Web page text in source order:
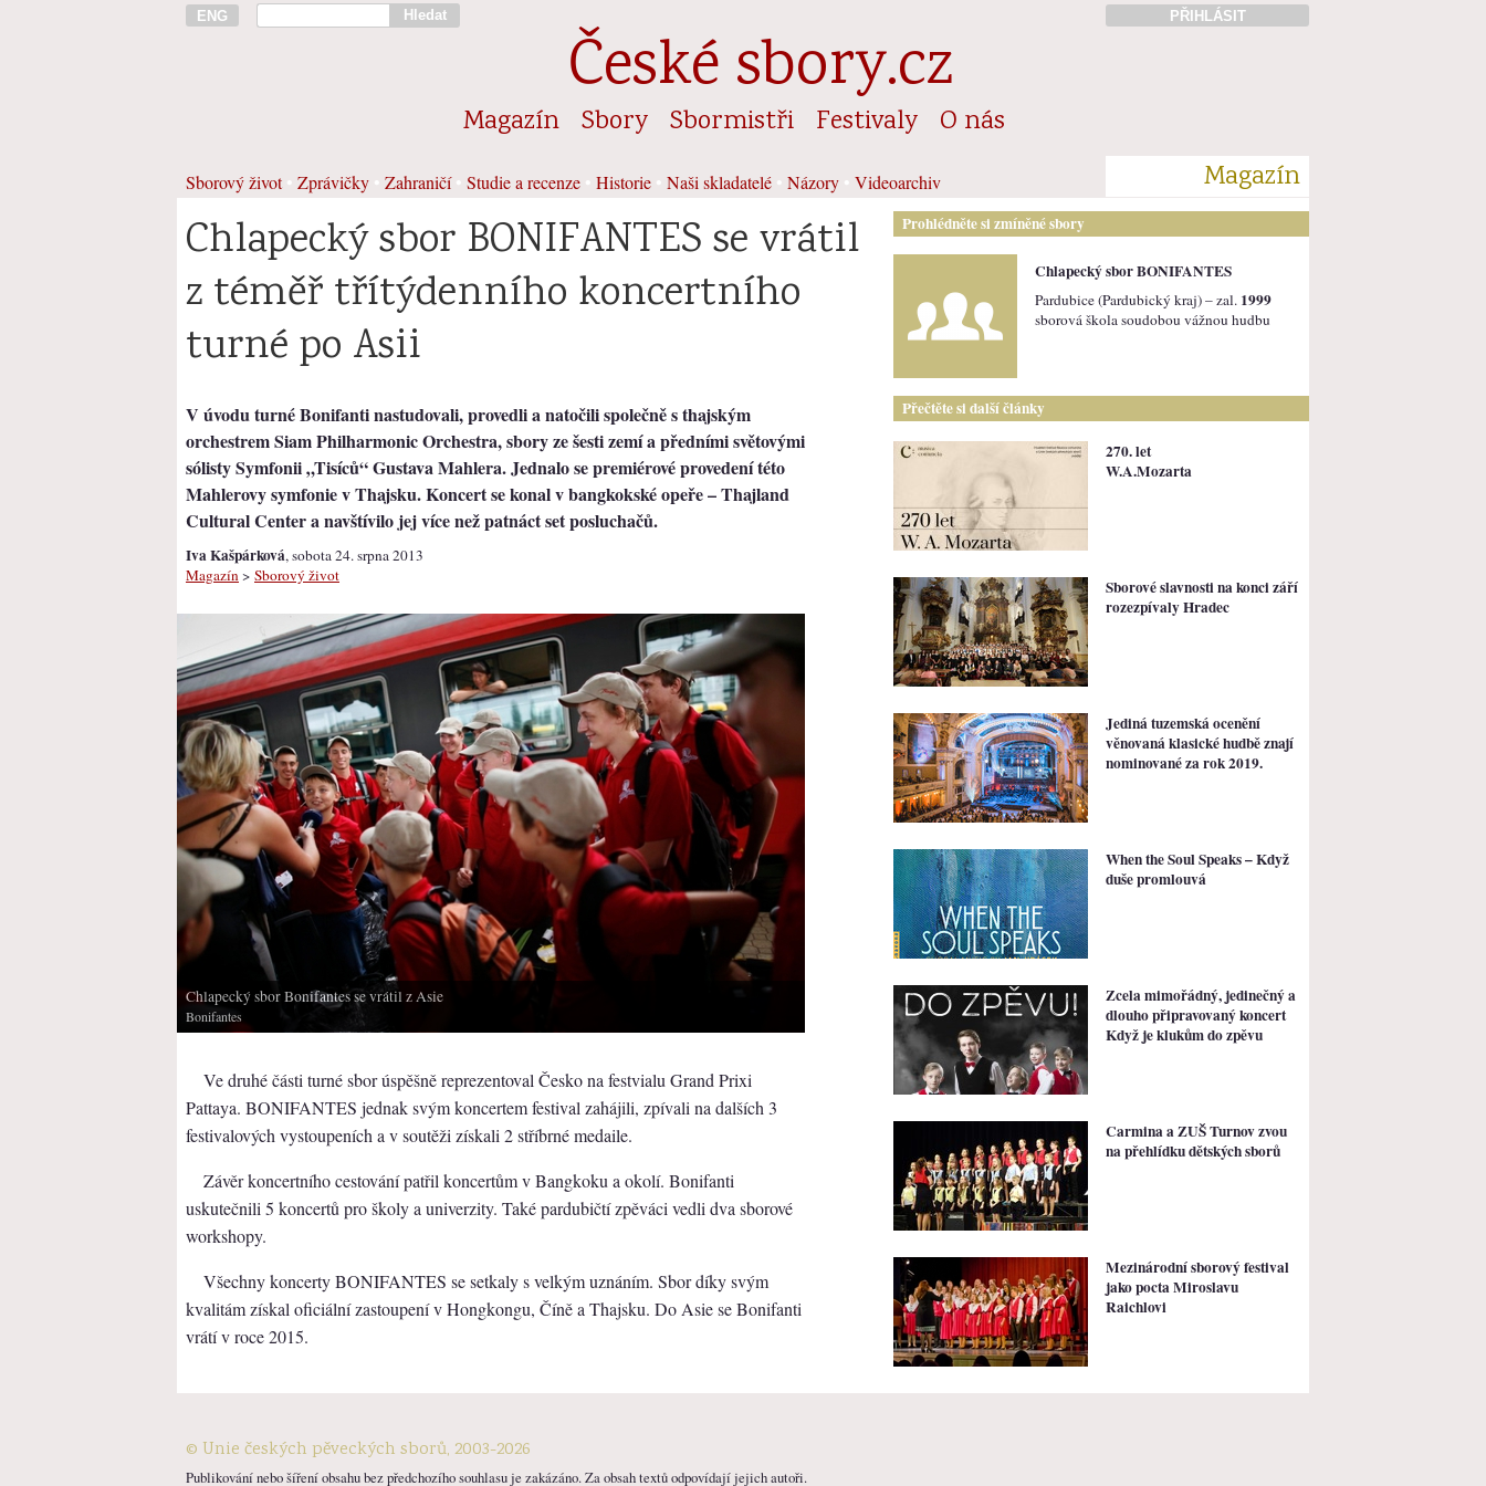
ENG Hledat PŘIHLÁSIT
České sbory.cz
Magazín Sbory Sbormistři Festivaly O nás
Sborový život• Zprávičky Zahraničí• Studie a recenze Historie Naši skladatelé Názory Videoarchiv Magazín
Chlapecký sbor BONIFANTES se vrátil
z téměř třítýdenního koncertního
turné po Asii
V úvodu turné Bonifanti nastudovali, provedli a natočili společně s thajským
orchestrem Siam Philharmonic Orchestra, sbory ze šesti zemí a předními světovými
sólisty Symfonii „Tisíců“ Gustava Mahlera. Jednalo se premiérové provedení této
Mahlerovy symfonie v Thajsku. Koncert se konal v bangkokské opeře – Thajland
Cultural Center a navštívilo jej více než patnáct set posluchačů.
Iva Kašpárková, sobota 24. srpna 2013
Magazín > Sborový život
Chlapecký sbor Bonifantes se vrátil z Asie
Bonifantes
Ve druhé části turné sbor úspěšně reprezentoval Česko na festvialu Grand Prixi
Pattaya. BONIFANTES jednak svým koncertem festival zahájili, zpívali na dalších 3
festivalových vystoupeních a v soutěži získali 2 stříbrné medaile.
Závěr koncertního cestování patřil koncertům v Bangkoku a okolí. Bonifanti
uskutečnili 5 koncertů pro školy a univerzity. Také pardubičtí zpěváci vedli dva sborové
workshopy.
Všechny koncerty BONIFANTES se setkaly s velkým uznáním. Sbor díky svým
kvalitám získal oficiální zastoupení v Hongkongu, Číně a Thajsku. Do Asie se Bonifanti
vrátí v roce 2015.
Prohlédněte si zmíněné sbory
Chlapecký sbor BONIFANTES
Pardubice (Pardubický kraj) – zal. 1999
sborová škola soudobou vážnou hudbu
Přečtěte si další články
270. let
W.A.Mozarta
Sborové slavnosti na konci září
rozezpívaly Hradec
Jediná tuzemská ocenění
věnovaná klasické hudbě znají
nominované za rok 2019.
When the Soul Speaks – Když
duše promlouvá
Zcela mimořádný, jedinečný a
dlouho připravovaný koncert
Když je klukům do zpěvu
Carmina a ZUŠ Turnov zvou
na přehlídku dětských sborů
Mezinárodní sborový festival
jako pocta Miroslavu
Raichlovi
© Unie českých pěveckých sborů, 2003-2026
Publikování nebo šíření obsahu bez předchozího souhlasu je zakázáno. Za obsah textů odpovídají jejich autoři.